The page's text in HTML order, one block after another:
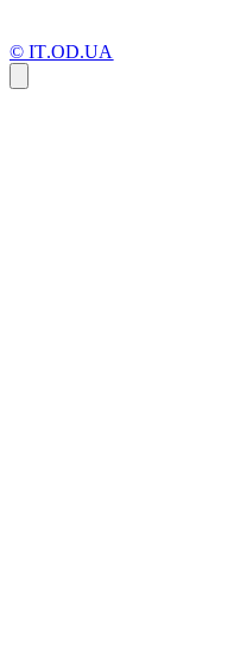
© IT.OD.UA